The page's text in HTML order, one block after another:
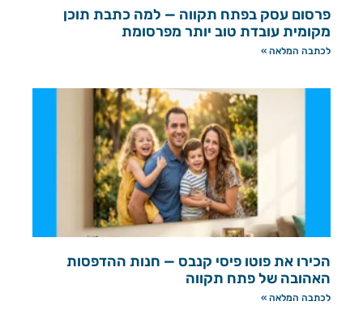
פרסום עסק בפתח תקווה — למה כתבת תוכן
מקומית עובדת טוב יותר מפרסומת
לכתבה המלאה »
הכירו את פוטו פיסי קנבס — חנות ההדפסות
האהובה של פתח תקווה
לכתבה המלאה »